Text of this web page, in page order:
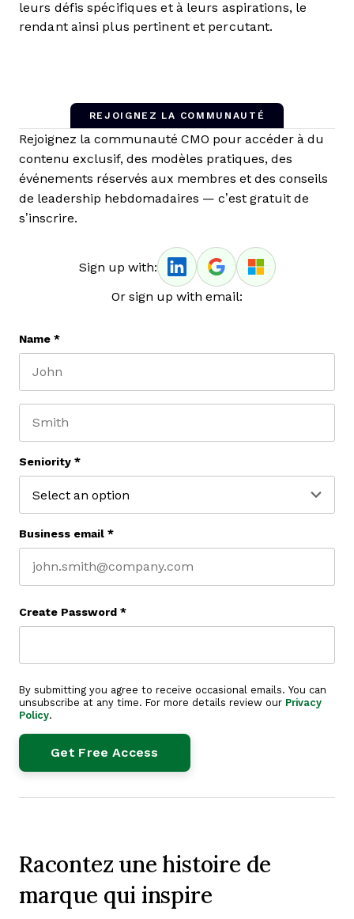
leurs défis spécifiques et à leurs aspirations, le
rendant ainsi plus pertinent et percutant.
REJOIGNEZ LA COMMUNAUTÉ
Rejoignez la communauté CMO pour accéder à du
contenu exclusif, des modèles pratiques, des
événements réservés aux membres et des conseils
de leadership hebdomadaires — c’est gratuit de
s’inscrire.
Sign up with:
Or sign up with email:
Name *
Seniority *
Business email *
Create Password *
By submitting you agree to receive occasional emails. You can
unsubscribe at any time. For more details review our Privacy
Policy.
Racontez une histoire de
marque qui inspire